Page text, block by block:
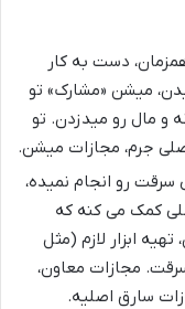
دست به کار
میشن «مشارک» تو
و مال رو میدزدن. تو
جرم، مجازات میشن.
رو انجام نمیده،
کمک می کنه که
ابزار لازم (مثل
سرقت. مجازات معاون،
سارق اصلیه.